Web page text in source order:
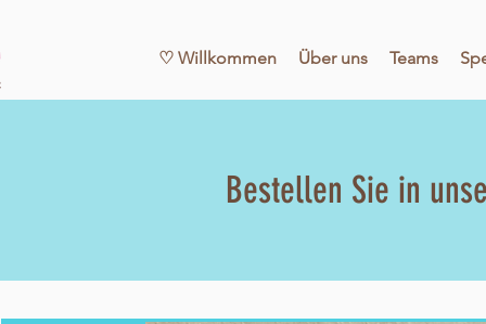
♡ Willkommen Über uns Teams
Bestellen Sie in